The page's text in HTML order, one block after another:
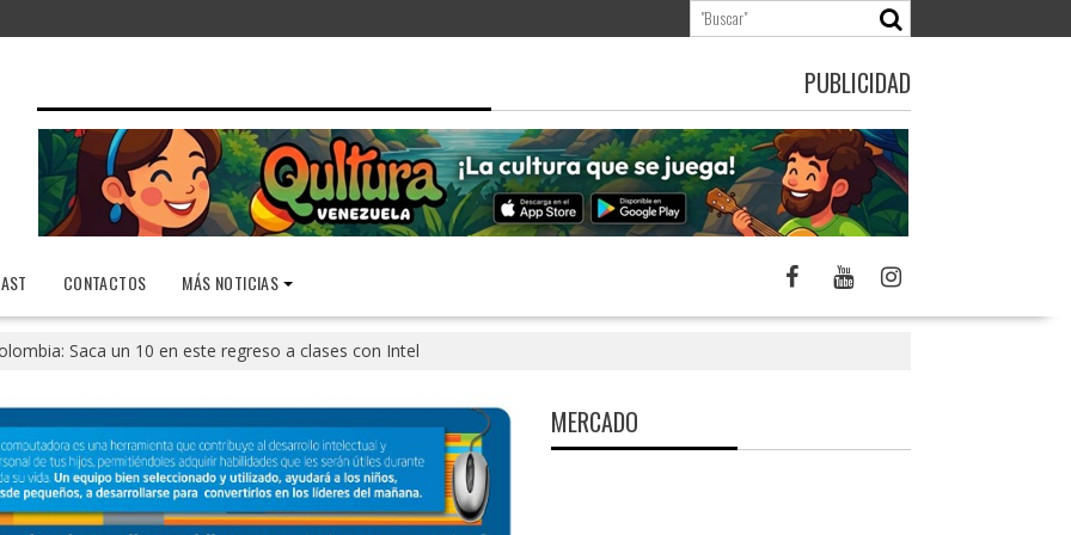
PUBLICIDAD
CONTACTOS MÁS NOTICIAS
Saca un 10 en este regreso a clases con Intel
MERCADO